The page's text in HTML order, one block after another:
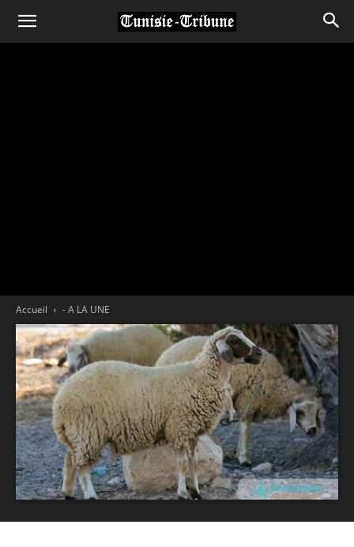
Accueil - A LA UNE